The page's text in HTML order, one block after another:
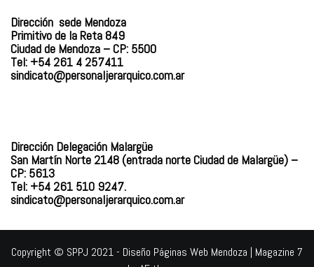
Dirección sede Mendoza
Primitivo de la Reta 849
Ciudad de Mendoza – CP: 5500
Tel: +54 261 4 257411
sindicato@personaljerarquico.com.ar
Dirección Delegación Malargüe
San Martín Norte 2148 (entrada norte Ciudad de Malargüe) –
CP: 5613
Tel: +54 261 510 9247.
sindicato@personaljerarquico.com.ar
Copyright © SPPJ 2021 - Diseño Páginas Web Mendoza | Magazine 7